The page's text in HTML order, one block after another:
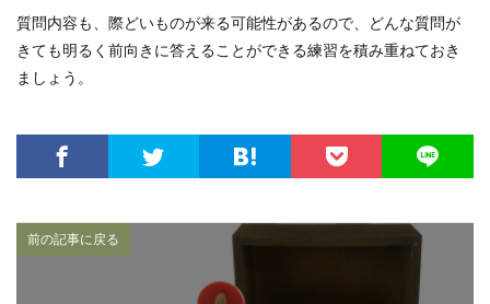
質問内容も、際どいものが来る可能性があるので、どんな質問が
きても明るく前向きに答えることができる練習を積み重ねておき
ましょう。
前の記事に戻る